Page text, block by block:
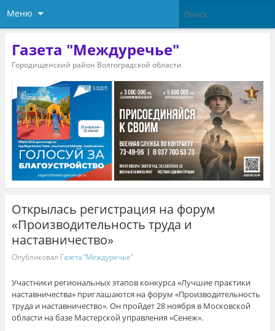
Меню
Газета "Междуречье"
Городищенский район Волгоградской области
Открылась регистрация на форум
«Производительность труда и
наставничество»
Опубликовал Газета "Междуречье"
Участники региональных этапов конкурса «Лучшие практики
наставничества» приглашаются на форум «Производительность
труда и наставничество». Он пройдет 28 ноября в Московской
области на базе Мастерской управления «Сенеж».